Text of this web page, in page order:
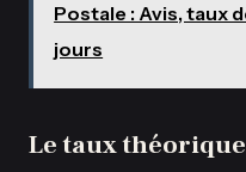
Postale : Avis, taux
jours
Le taux